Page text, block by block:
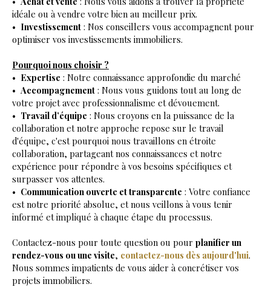
idéale ou à vendre votre bien au meilleur prix.
Investissement : Nos conseillers vous accompagnent pour
optimiser vos investissements immobiliers.
Pourquoi nous choisir ?
Expertise : Notre connaissance approfondie du marché
Accompagnement : Nous vous guidons tout au long de
votre projet avec professionnalisme et dévouement.
Travail d’équipe : Nous croyons en la puissance de la
collaboration et notre approche repose sur le travail
d'équipe, c'est pourquoi nous travaillons en étroite
collaboration, partageant nos connaissances et notre
expérience pour répondre à vos besoins spécifiques et
surpasser vos attentes.
Communication ouverte et transparente : Votre confiance
est notre priorité absolue, et nous veillons à vous tenir
informé et impliqué à chaque étape du processus.
Contactez-nous pour toute question ou pour planifier un
rendez-vous ou une visite, contactez-nous dès aujourd'hui.
Nous sommes impatients de vous aider à concrétiser vos
projets immobiliers.